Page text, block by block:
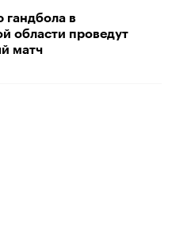
гандбола в
области проведут
матч